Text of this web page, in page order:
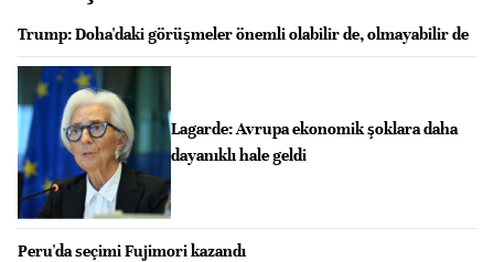
Trump: Doha'daki görüşmeler önemli olabilir de, olmayabilir de
Lagarde: Avrupa ekonomik şoklara daha
dayanıklı hale geldi
Peru'da seçimi Fujimori kazandı